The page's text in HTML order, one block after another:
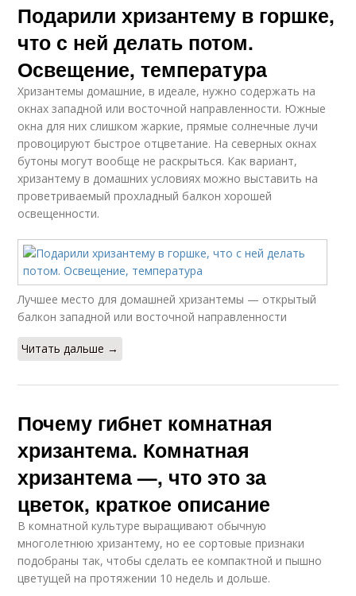
Подарили хризантему в горшке,
что с ней делать потом.
Освещение, температура
Хризантемы домашние, в идеале, нужно содержать на
окнах западной или восточной направленности. Южные
окна для них слишком жаркие, прямые солнечные лучи
провоцируют быстрое отцветание. На северных окнах
бутоны могут вообще не раскрыться. Как вариант,
хризантему в домашних условиях можно выставить на
проветриваемый прохладный балкон хорошей
освещенности.
Лучшее место для домашней хризантемы — открытый
балкон западной или восточной направленности
Читать дальше →
Почему гибнет комнатная
хризантема. Комнатная
хризантема —, что это за
цветок, краткое описание
В комнатной культуре выращивают обычную
многолетнюю хризантему, но ее сортовые признаки
подобраны так, чтобы сделать ее компактной и пышно
цветущей на протяжении 10 недель и дольше.